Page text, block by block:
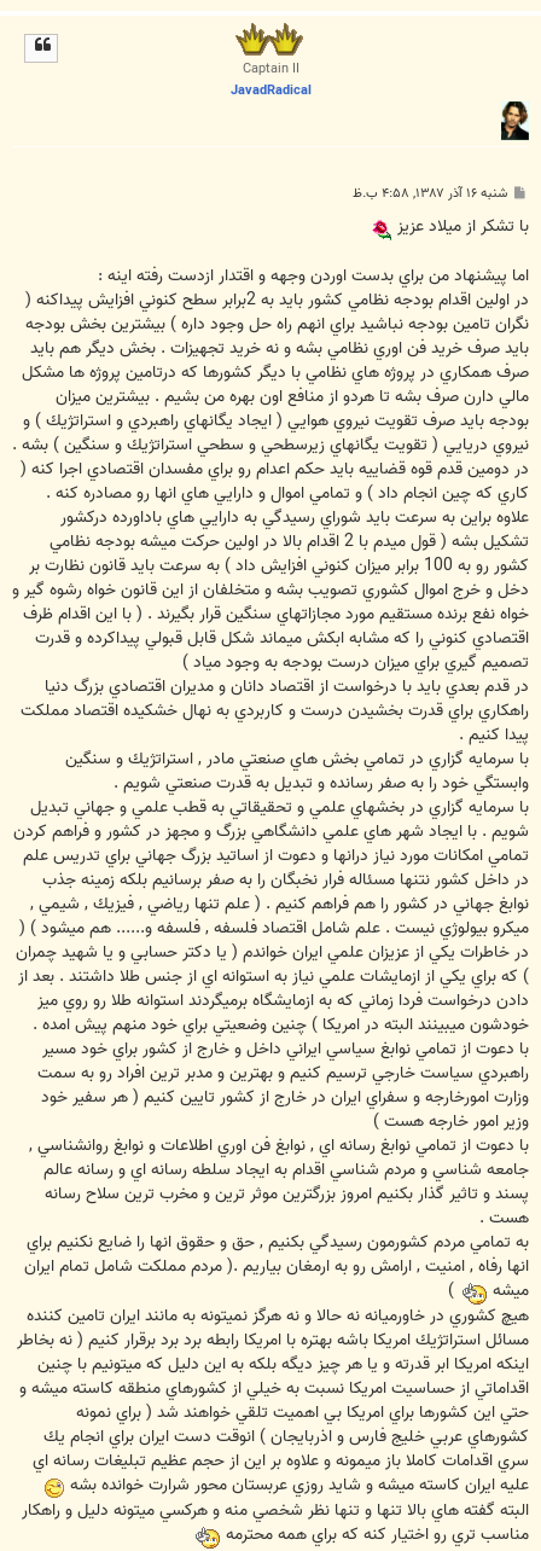
ا
Captain II
JavadRadical
پ
ت
شنبه ۱۶ آذر ۱۳۸۷, ۴:۵۸ ب.ظ
با تشكر از ميلاد عزيز
اما پيشنهاد من براي بدست اوردن وجهه و اقتدار ازدست رفته اينه :
در اولين اقدام بودجه نظامي كشور بايد به 2برابر سطح كنوني افزايش پيداكنه (
نگران تامين بودجه نباشيد براي انهم راه حل وجود داره ) بيشترين بخش بودجه
بايد صرف خريد فن اوري نظامي بشه و نه خريد تجهيزات . بخش ديگر هم بايد
صرف همكاري در پروژه هاي نظامي با ديگر كشورها كه درتامين پروژه ها مشكل
مالي دارن صرف بشه تا هردو از منافع اون بهره من بشيم . بيشترين ميزان
بودجه بايد صرف تقويت نيروي هوايي ( ايجاد يگانهاي راهبردي و استراتژيك ) و
نيروي دريايي ( تقويت يگانهاي زيرسطحي و سطحي استراتژيك و سنگين ) بشه .
در دومين قدم قوه قضاييه بايد حكم اعدام رو براي مفسدان اقتصادي اجرا كنه (
كاري كه چين انجام داد ) و تمامي اموال و دارايي هاي انها رو مصادره كنه .
علاوه براين به سرعت بايد شوراي رسيدگي به دارايي هاي باداورده دركشور
تشكيل بشه ( قول ميدم با 2 اقدام بالا در اولين حركت ميشه بودجه نظامي
كشور رو به 100 برابر ميزان كنوني افزايش داد ) به سرعت بايد قانون نظارت بر
دخل و خرج اموال كشوري تصويب بشه و متخلفان از اين قانون خواه رشوه گير و
خواه نفع برنده مستقيم مورد مجازاتهاي سنگين قرار بگيرند . ( با اين اقدام ظرف
اقتصادي كنوني را كه مشابه ابكش ميماند شكل قابل قبولي پيداكرده و قدرت
تصميم گيري براي ميزان درست بودجه به وجود مياد )
در قدم بعدي بايد با درخواست از اقتصاد دانان و مديران اقتصادي بزرگ دنيا
راهكاري براي قدرت بخشيدن درست و كاربردي به نهال خشكيده اقتصاد مملكت
پيدا كنيم .
با سرمايه گزاري در تمامي بخش هاي صنعتي مادر , استراتژيك و سنگين
وابستگي خود را به صفر رسانده و تبديل به قدرت صنعتي شويم .
با سرمايه گزاري در بخشهاي علمي و تحقيقاتي به قطب علمي و جهاني تبديل
شويم . با ايجاد شهر هاي علمي دانشگاهي بزرگ و مجهز در كشور و فراهم كردن
تمامي امكانات مورد نياز درانها و دعوت از اساتيد بزرگ جهاني براي تدريس علم
در داخل كشور نتنها مسئاله فرار نخبگان را به صفر برسانيم بلكه زمينه جذب
نوابغ جهاني در كشور را هم فراهم كنيم . ( علم تنها رياضي , فيزيك , شيمي ,
ميكرو بيولوژي نيست . علم شامل اقتصاد فلسفه , فلسفه و...... هم ميشود ) (
در خاطرات يكي از عزيزان علمي ايران خواندم ( يا دكتر حسابي و يا شهيد چمران
) كه براي يكي از ازمايشات علمي نياز به استوانه اي از جنس طلا داشتند . بعد از
دادن درخواست فردا زماني كه به ازمايشگاه برميگردند استوانه طلا رو روي ميز
خودشون ميبينند البته در امريكا ) چنين وضعيتي براي خود منهم پيش امده .
با دعوت از تمامي نوابغ سياسي ايراني داخل و خارج از كشور براي خود مسير
راهبردي سياست خارجي ترسيم كنيم و بهترين و مدبر ترين افراد رو به سمت
وزارت امورخارجه و سفراي ايران در خارج از كشور تايين كنيم ( هر سفير خود
وزير امور خارجه هست )
با دعوت از تمامي نوابغ رسانه اي , نوابغ فن اوري اطلاعات و نوابغ روانشناسي ,
جامعه شناسي و مردم شناسي اقدام به ايجاد سلطه رسانه اي و رسانه عالم
پسند و تاثير گذار بكنيم امروز بزرگترين موثر ترين و مخرب ترين سلاح رسانه
هست .
به تمامي مردم كشورمون رسيدگي بكنيم , حق و حقوق انها را ضايع نكنيم براي
انها رفاه , امنيت , ارامش رو به ارمغان بياريم .( مردم مملكت شامل تمام ايران
ميشه
)
هيچ كشوري در خاورميانه نه حالا و نه هرگز نميتونه به مانند ايران تامين كننده
مسائل استراتژيك امريكا باشه بهتره با امريكا رابطه برد برد برقرار كنيم ( نه بخاطر
اينكه امريكا ابر قدرته و يا هر چيز ديگه بلكه به اين دليل كه ميتونيم با چنين
اقداماتي از حساسيت امريكا نسبت به خيلي از كشورهاي منطقه كاسته ميشه و
حتي اين كشورها براي امريكا بي اهميت تلقي خواهند شد ( براي نمونه
كشورهاي عربي خليج فارس و اذربايجان ) انوقت دست ايران براي انجام يك
سري اقدامات كاملا باز ميمونه و علاوه بر اين از حجم عظيم تبليغات رسانه اي
عليه ايران كاسته ميشه و شايد روزي عربستان محور شرارت خوانده بشه
البته گفته هاي بالا تنها و تنها نظر شخصي منه و هركسي ميتونه دليل و راهكار
مناسب تري رو اختيار كنه كه براي همه محترمه